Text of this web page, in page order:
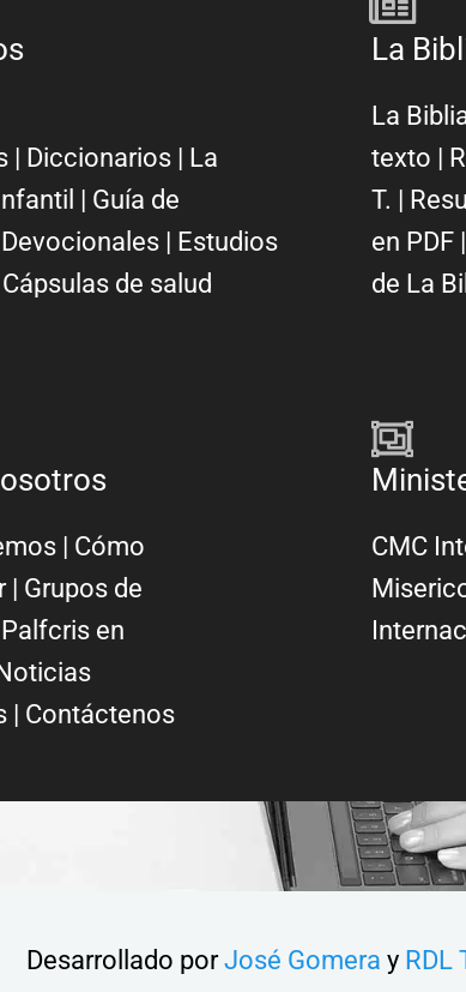
| Diccionarios| La
| Guía de
Devocionales| Estudios
Cápsulas de salud
La
La
texto |
T. |
en PDF|
de La
| Cómo
| Grupos de
Palfcris en
| Contáctenos
CMC
Desarrollado porJosé Gomera y RDL